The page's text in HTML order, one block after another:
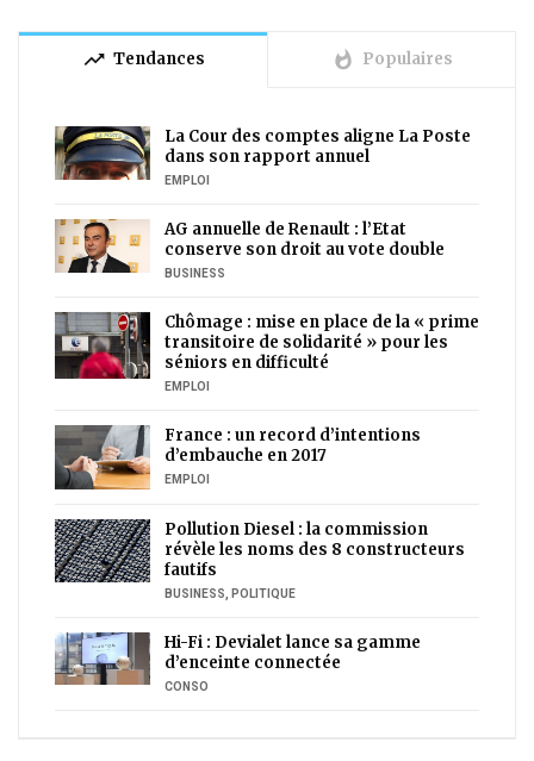
trending_up Tendances whatshot Populaires
La Cour des comptes aligne La Poste
dans son rapport annuel
EMPLOI
AG annuelle de Renault : l’Etat
conserve son droit au vote double
BUSINESS
Chômage : mise en place de la « prime
transitoire de solidarité » pour les
séniors en difficulté
EMPLOI
France : un record d’intentions
d’embauche en 2017
EMPLOI
Pollution Diesel : la commission
révèle les noms des 8 constructeurs
fautifs
BUSINESS POLITIQUE
Hi-Fi : Devialet lance sa gamme
d’enceinte connectée
CONSO